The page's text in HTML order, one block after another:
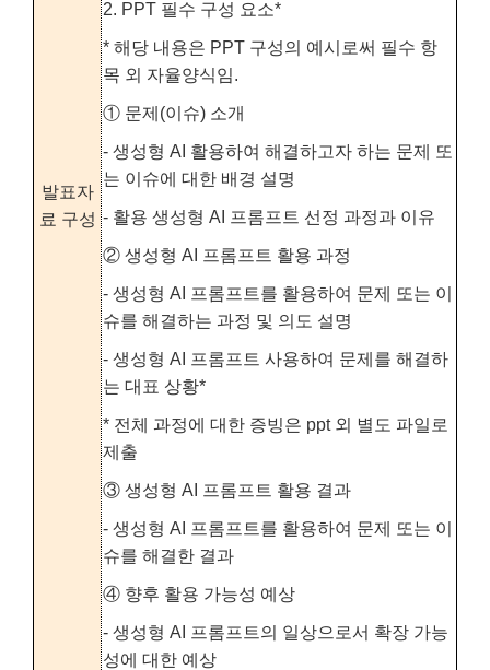
발표자
료 구성
2. PPT 필수 구성 요소*
* 해당 내용은 PPT 구성의 예시로써 필수 항
목 외 자율양식임.
① 문제(이슈) 소개
- 생성형 AI 활용하여 해결하고자 하는 문제 또
는 이슈에 대한 배경 설명
- 활용 생성형 AI 프롬프트 선정 과정과 이유
② 생성형 AI 프롬프트 활용 과정
- 생성형 AI 프롬프트를 활용하여 문제 또는 이
슈를 해결하는 과정 및 의도 설명
- 생성형 AI 프롬프트 사용하여 문제를 해결하
는 대표 상황*
* 전체 과정에 대한 증빙은 ppt 외 별도 파일로
제출
③ 생성형 AI 프롬프트 활용 결과
- 생성형 AI 프롬프트를 활용하여 문제 또는 이
슈를 해결한 결과
④ 향후 활용 가능성 예상
- 생성형 AI 프롬프트의 일상으로서 확장 가능
성에 대한 예상